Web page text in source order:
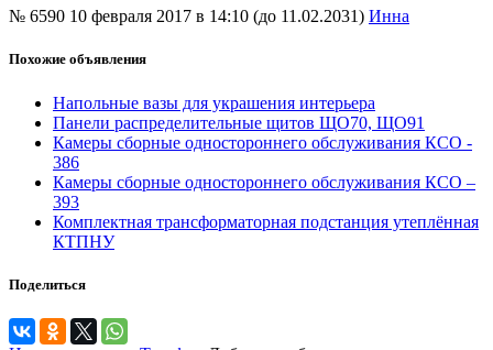
№ 6590 10 февраля 2017 в 14:10 (до 11.02.2031) Инна
Похожие объявления
Напольные вазы для украшения интерьера
Панели распределительные щитов ЩО70, ЩО91
Камеры сборные одностороннего обслуживания КСО -
386
Камеры сборные одностороннего обслуживания КСО –
393
Комплектная трансформаторная подстанция утеплённая
КТПНУ
Поделиться